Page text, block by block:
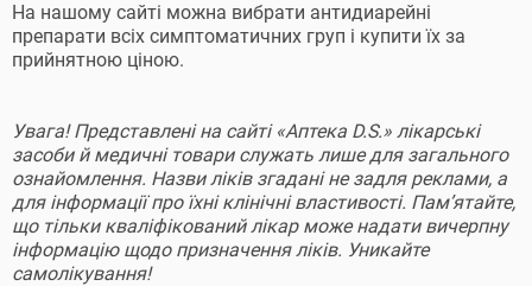
На нашому сайті можна вибрати антидиарейні
препарати всіх симптоматичних груп і купити їх за
прийнятною ціною.
Увага! Представлені на сайті «Аптека D.S.» лікарські
засоби й медичні товари служать лише для загального
ознайомлення. Назви ліків згадані не задля реклами, а
для інформації про їхні клінічні властивості. Пам’ятайте,
що тільки кваліфікований лікар може надати вичерпну
інформацію щодо призначення ліків. Уникайте
самолікування!